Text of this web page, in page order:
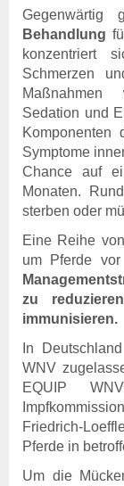
Gegenwärtig
Behandlung
konzentriert
Schmerzen
Maßnahmen
Sedation und
Komponenten
Symptome
Chance auf
Monaten.
sterben oder
Eine Reihe
um Pferde
zu
immunisieren.
In
WNV
EQUIP
Friedrich-
Pferde in
Um die